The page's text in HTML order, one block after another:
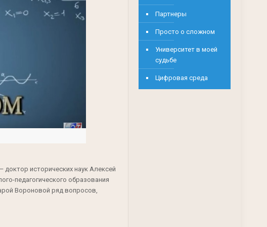
исторических наук Алексей
педагогического образования
Вороновой ряд вопросов,
Партнеры
Просто о сложном
Университет в моей
судьбе
Цифровая среда